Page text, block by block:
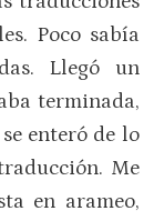
Poco sabía
Llegó un
terminada,
enteró de lo
Me
en arameo,